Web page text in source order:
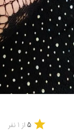
5 از 1 نفر